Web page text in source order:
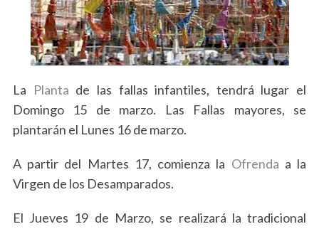
La Planta de las fallas infantiles, tendrá lugar el
Domingo 15 de marzo. Las Fallas mayores, se
plantarán el Lunes 16 de marzo.
A partir del Martes 17, comienza la Ofrenda a la
Virgen de los Desamparados.
El Jueves 19 de Marzo, se realizará la tradicional
f
o
r
: